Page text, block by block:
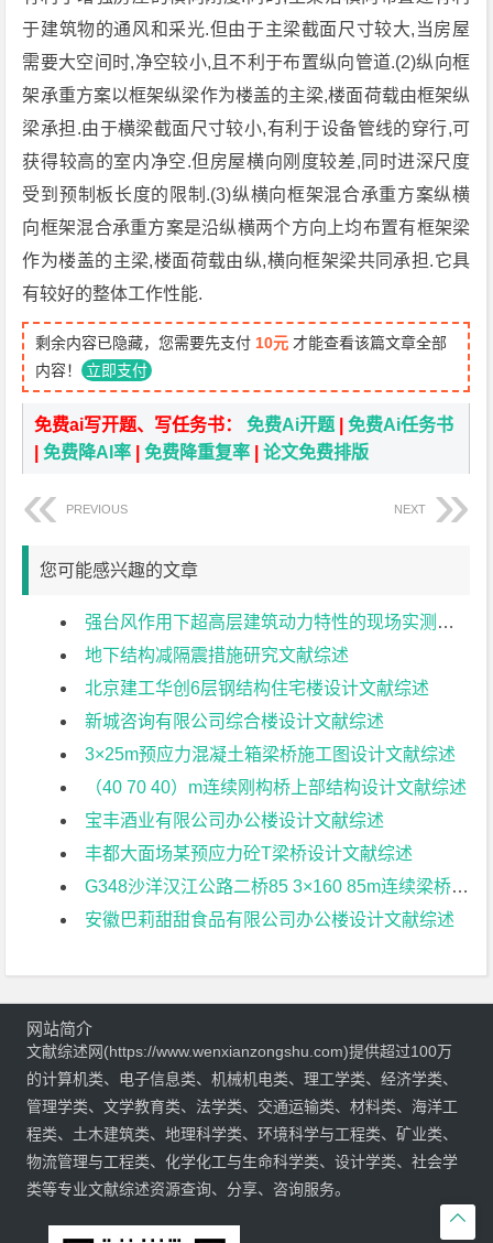
于建筑物的通风和采光.但由于主梁截面尺寸较大,当房屋
需要大空间时,净空较小,且不利于布置纵向管道.(2)纵向框
架承重方案以框架纵梁作为楼盖的主梁,楼面荷载由框架纵
梁承担.由于横梁截面尺寸较小,有利于设备管线的穿行,可
获得较高的室内净空.但房屋横向刚度较差,同时进深尺度
受到预制板长度的限制.(3)纵横向框架混合承重方案纵横
向框架混合承重方案是沿纵横两个方向上均布置有框架梁
作为楼盖的主梁,楼面荷载由纵,横向框架梁共同承担.它具
有较好的整体工作性能.
剩余内容已隐藏，您需要先支付 10元 才能查看该篇文章全部
内容！ 立即支付
免费ai写开题、写任务书：免费Ai开题 |免费Ai任务书
|免费降AI率 |免费降重复率 |论文免费排版
PREVIOUS NEXT
您可能感兴趣的文章
强台风作用下超高层建筑动力特性的现场实测研究文献综述
地下结构减隔震措施研究文献综述
北京建工华创6层钢结构住宅楼设计文献综述
新城咨询有限公司综合楼设计文献综述
3×25m预应力混凝土箱梁桥施工图设计文献综述
（40 70 40）m连续刚构桥上部结构设计文献综述
宝丰酒业有限公司办公楼设计文献综述
丰都大面场某预应力砼T梁桥设计文献综述
G348沙洋汉江公路二桥85 3×160 85m连续梁桥地震响应分析文献综述
安徽巴莉甜甜食品有限公司办公楼设计文献综述

网站简介
文献综述网(https://www.wenxianzongshu.com)提供超过100万
的计算机类、电子信息类、机械机电类、理工学类、经济学类、
管理学类、文学教育类、法学类、交通运输类、材料类、海洋工
程类、土木建筑类、地理科学类、环境科学与工程类、矿业类、
物流管理与工程类、化学化工与生命科学类、设计学类、社会学
类等专业文献综述资源查询、分享、咨询服务。